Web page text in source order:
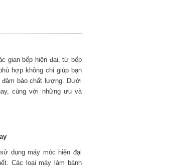
gian bếp hiện đại, từ bếp
hợp không chỉ giúp bạn
bảo chất lượng. Dưới
cùng với những ưu và
dụng máy móc hiện đại
Các loại máy làm bánh